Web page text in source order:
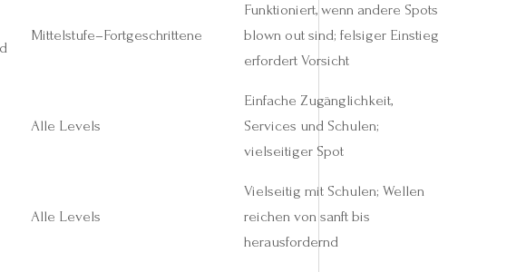
Mittelstufe–Fortgeschrittene
Funktioniert, wenn andere Spots
blown out sind; felsiger Einstieg
erfordert Vorsicht
Alle Levels
Einfache Zugänglichkeit,
Services und Schulen;
vielseitiger Spot
Alle Levels
Vielseitig mit Schulen; Wellen
reichen von sanft bis
herausfordernd